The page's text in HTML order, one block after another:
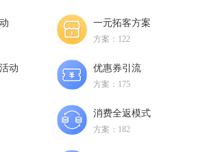
一元拓客方案
方案：122
动 优惠券引流
方案：175
消费全返模式
方案：182